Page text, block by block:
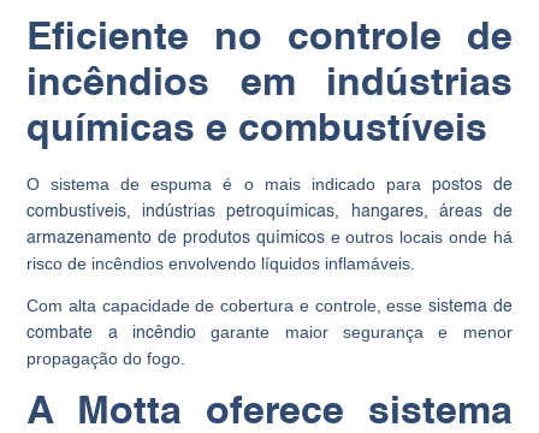
Eficiente no controle de
incêndios em indústrias
químicas e combustíveis
O sistema de espuma é o mais indicado para
postos de
combustíveis, indústrias petroquímicas, hangares, áreas de
armazenamento de produtos químicose outros locais onde há
risco de incêndios envolvendo líquidos inflamáveis.
Com alta capacidade de cobertura e controle, esse sistema de
combate a incêndio garante maior segurança e menor
propagação do fogo.
A Motta oferece sistema